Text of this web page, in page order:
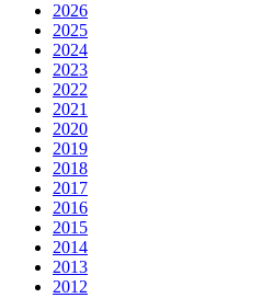
2026
2025
2024
2023
2022
2021
2020
2019
2018
2017
2016
2015
2014
2013
2012